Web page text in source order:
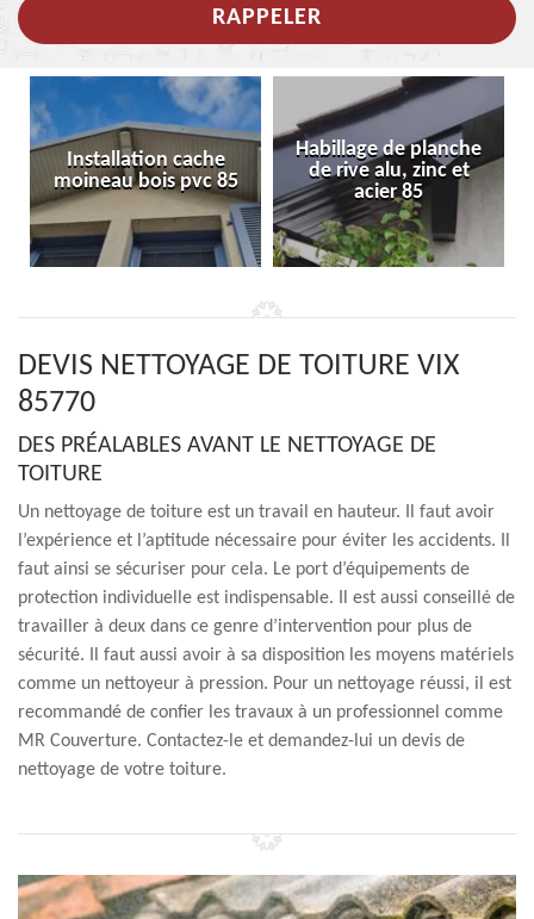
Installation cache
moineau bois pvc 85
Habillage de planche
de rive alu, zinc et
acier 85
DEVIS NETTOYAGE DE TOITURE VIX
85770
DES PRÉALABLES AVANT LE NETTOYAGE DE
TOITURE
Un nettoyage de toiture est un travail en hauteur. Il faut avoir
l’expérience et l’aptitude nécessaire pour éviter les accidents. Il
faut ainsi se sécuriser pour cela. Le port d’équipements de
protection individuelle est indispensable. Il est aussi conseillé de
travailler à deux dans ce genre d’intervention pour plus de
sécurité. Il faut aussi avoir à sa disposition les moyens matériels
comme un nettoyeur à pression. Pour un nettoyage réussi, il est
recommandé de confier les travaux à un professionnel comme
MR Couverture. Contactez-le et demandez-lui un devis de
nettoyage de votre toiture.